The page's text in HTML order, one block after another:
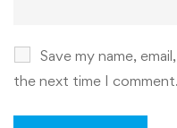
Save my name,
the next time I comment.